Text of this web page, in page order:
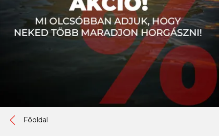
Főoldal